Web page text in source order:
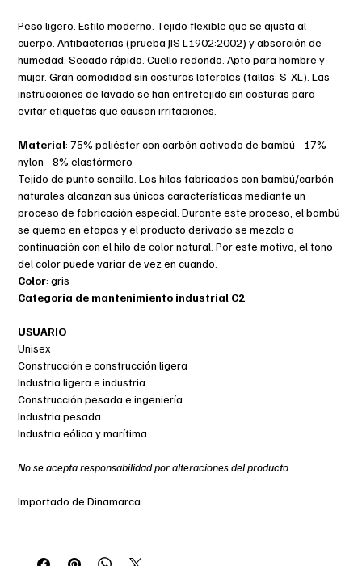
al producto propiedades aislantes, de absorción de la
humedad y antibacterias.
Tejido elástico que se adapta a las curvas del cuerpo.
Secado rápido: un factor importante para evitar el
enfriamiento del cuerpo.
Ideal como capa base.
Peso ligero. Estilo moderno. Tejido flexible que se ajusta al
cuerpo. Antibacterias (prueba JIS L1902:2002) y absorción de
humedad. Secado rápido. Cuello redondo. Apto para hombre y
mujer. Gran comodidad sin costuras laterales (tallas: S-XL). Las
instrucciones de lavado se han entretejido sin costuras para
evitar etiquetas que causan irritaciones.
Material: 75% poliéster con carbón activado de bambú - 17%
nylon - 8% elastórmero
Tejido de punto sencillo. Los hilos fabricados con bambú/carbón
naturales alcanzan sus únicas características mediante un
proceso de fabricación especial. Durante este proceso, el bambú
se quema en etapas y el producto derivado se mezcla a
continuación con el hilo de color natural. Por este motivo, el tono
del color puede variar de vez en cuando.
Color: gris
Categoría de mantenimiento industrial C2
USUARIO
Unisex
Construcción e construcción ligera
Industria ligera e industria
Construcción pesada e ingeniería
Industria pesada
Industria eólica y marítima
No se acepta responsabilidad por alteraciones del producto.
Importado de Dinamarca